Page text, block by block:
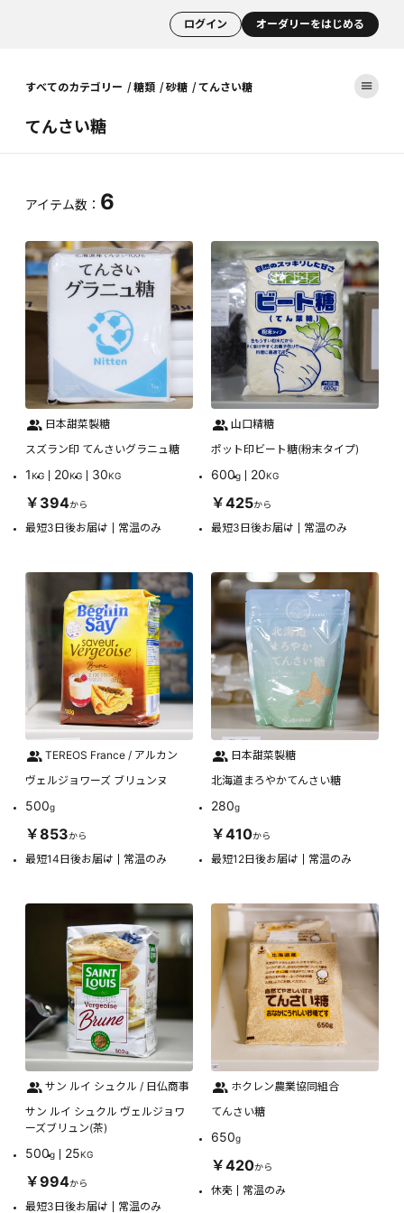
ログイン オーダリーをはじめる
すべてのカテゴリー 糖類 砂糖 てんさい糖
てんさい糖
アイテム数： 6
日本甜菜製糖
スズラン印 てんさいグラニュ糖
1KG 20KG 30KG
￥394から
最短3日後お届け 常温のみ
山口精糖
ポット印ビート糖(粉末タイプ)
600g 20KG
￥425から
最短3日後お届け 常温のみ
TEREOS France / アルカン
ヴェルジョワーズ ブリュンヌ
500g
￥853から
最短14日後お届け 常温のみ
日本甜菜製糖
北海道まろやかてんさい糖
280g
￥410から
最短12日後お届け 常温のみ
サン ルイ シュクル / 日仏商事
サン ルイ シュクル ヴェルジョワ
ーズブリュン(茶)
500g 25KG
￥994から
最短3日後お届け 常温のみ
ホクレン農業協同組合
てんさい糖
650g
￥420から
休売 常温のみ